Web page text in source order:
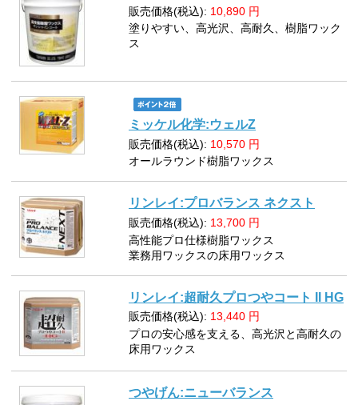
販売価格(税込): 10,890 円
塗りやすい、高光沢、高耐久、樹脂ワック
ス
ミッケル化学:ウェルZ
販売価格(税込): 10,570 円
オールラウンド樹脂ワックス
リンレイ:プロバランス ネクスト
販売価格(税込): 13,700 円
高性能プロ仕様樹脂ワックス
業務用ワックスの床用ワックス
リンレイ:超耐久プロつやコート II HG
販売価格(税込): 13,440 円
プロの安心感を支える、高光沢と高耐久の
床用ワックス
つやげん:ニューバランス